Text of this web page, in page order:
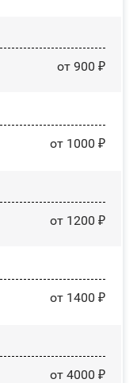
от 900 ₽
от 1000 ₽
от 1200 ₽
от 1400 ₽
от 4000 ₽